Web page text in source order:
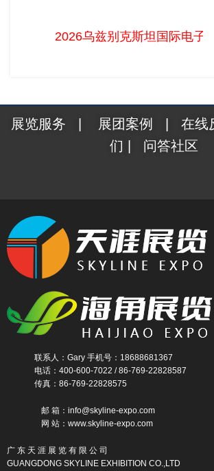
2026乌兹别克斯坦国际电子展火热招展中！
2026乌兹别克斯坦国际电子
展览服务 展团案例 在线
们
问答社区
联系人：Gary 手机号：18688681367
电话：400-600-7022 / 86-769-22828587
传真：86-769-22828575
邮 箱：info@skyline-expo.com
网 站：www.skyline-expo.com
广 东 天 涯 展 览 有 限 公 司
GUANGDONG SKYLINE EXHIBITION CO.,LTD